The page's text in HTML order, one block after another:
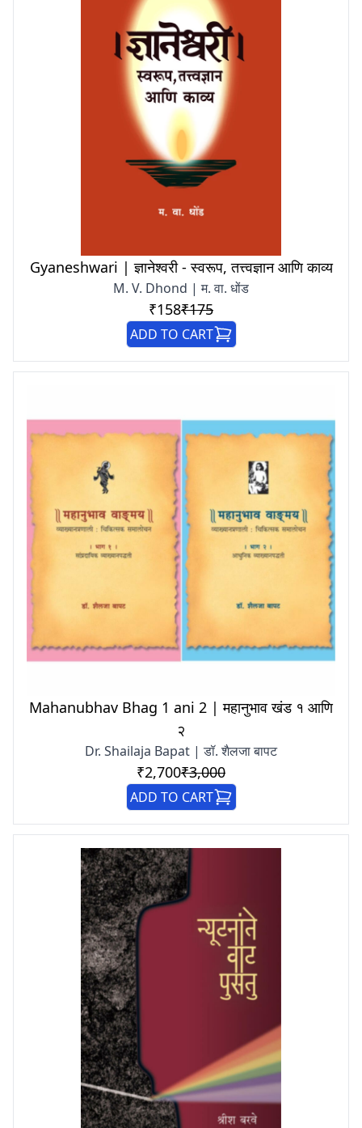
Gyaneshwari | ज्ञानेश्वरी - स्वरूप, तत्त्वज्ञान आणि काव्य
M. V. Dhond | म. वा. धोंड
₹158₹175
ADD TO CART
Mahanubhav Bhag 1 ani 2 | महानुभाव खंड १ आणि
२
Dr. Shailaja Bapat | डॉ. शैलजा बापट
₹2,700₹3,000
ADD TO CART